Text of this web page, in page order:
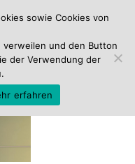
sowie Cookies von
verweilen und den Button
der Verwendung der
erfahren